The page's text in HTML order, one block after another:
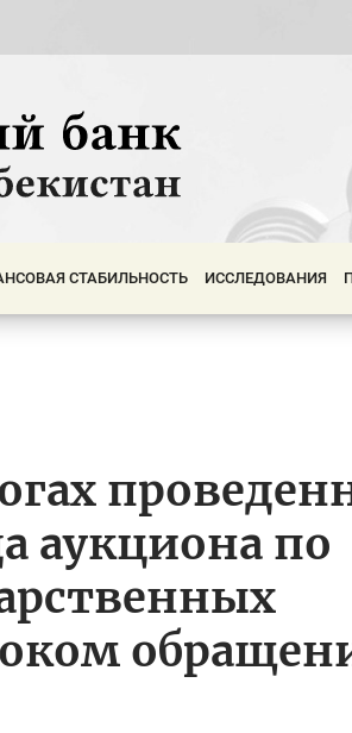
СТАБИЛЬНОСТЬ ИССЛЕДОВАНИЯ
аукциона по